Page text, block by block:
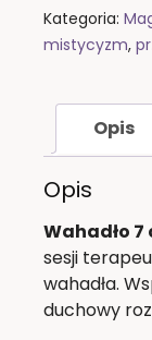
Kategoria:
mistycyzm,
Opis
Opis
Wahadło 7
sesji
wahadła.
duchowy